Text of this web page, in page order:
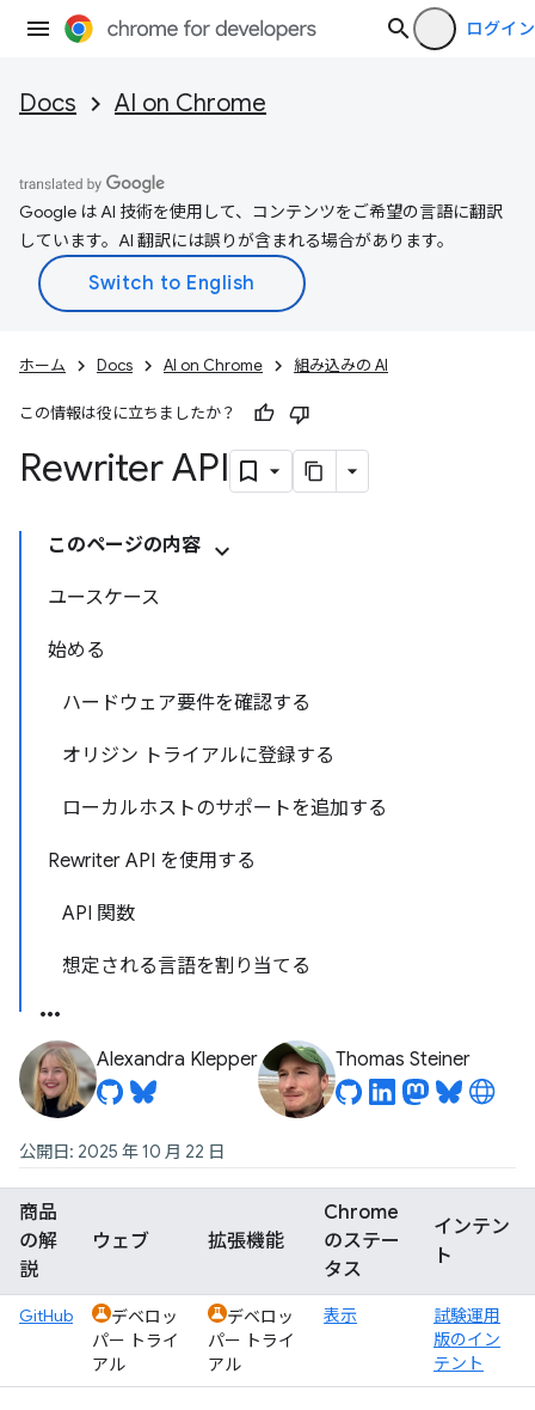
ログイン
Docs AI on Chrome
Google は AI 技術を使用して、コンテンツをご希望の言語に翻訳
しています。AI 翻訳には誤りが含まれる場合があります。
ホーム Docs AI on Chrome 組み込みの AI
この情報は役に立ちましたか？
Rewriter API
このページの内容
ユースケース
始める
ハードウェア要件を確認する
オリジン トライアルに登録する
ローカルホストのサポートを追加する
Rewriter API を使用する
API 関数
想定される言語を割り当てる
Alexandra Klepper Thomas Steiner
公開日: 2025 年 10 月 22 日
商品
の解
説
ウェブ 拡張機能
Chrome
のステー
タス
インテン
ト
GitHub
デベロッ
パー トライ
アル
デベロッ
パー トライ
アル
表示
試験運用
版のイン
テント